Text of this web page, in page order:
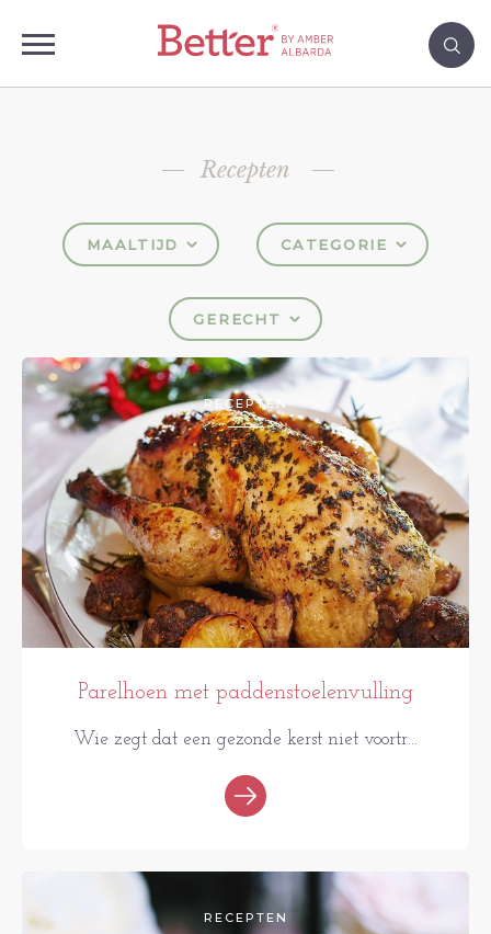
Recepten
MAALTIJD CATEGORIE
GERECHT
RECEPTEN
Parelhoen met paddenstoelenvulling
Wie zegt dat een gezonde kerst niet voortr...
RECEPTEN